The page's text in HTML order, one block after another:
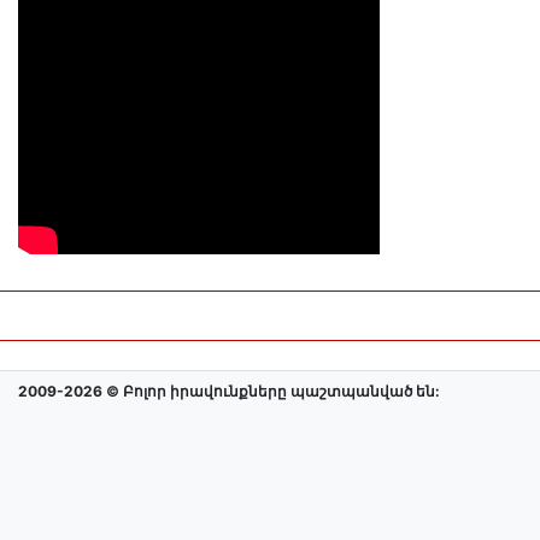
2009-2026 © Բոլոր իրավունքները պաշտպանված են: